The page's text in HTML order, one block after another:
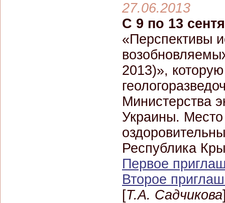
27.06.2013
С 9 по 13
«Перспективы
2013)»,
Министерства
Украины. Место
Республика
Первое
Второе
[Т.А. Садчикова